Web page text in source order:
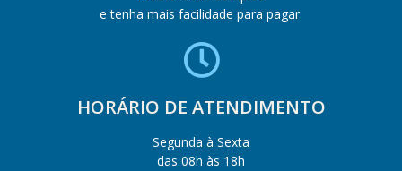
e tenha mais facilidade para pagar.
HORÁRIO DE ATENDIMENTO
Segunda à Sexta
das 08h às 18h